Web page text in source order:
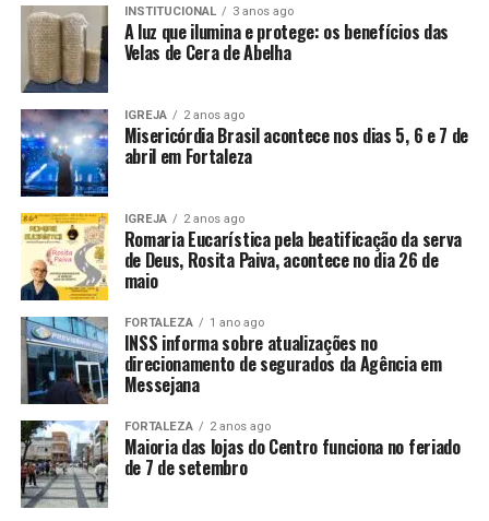
INSTITUCIONAL 3 anos ago
A luz que ilumina e protege: os benefícios das
Velas de Cera de Abelha
IGREJA 2 anos ago
Misericórdia Brasil acontece nos dias 5, 6 e 7 de
abril em Fortaleza
IGREJA 2 anos ago
Romaria Eucarística pela beatificação da serva
de Deus, Rosita Paiva, acontece no dia 26 de
maio
FORTALEZA 1 ano ago
INSS informa sobre atualizações no
direcionamento de segurados da Agência em
Messejana
FORTALEZA 2 anos ago
Maioria das lojas do Centro funciona no feriado
de 7 de setembro